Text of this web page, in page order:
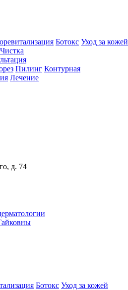
Ботокс Уход за кожей
Чистка
Пилинг Контурная
Лечение
д. 74
Ботокс Уход за кожей